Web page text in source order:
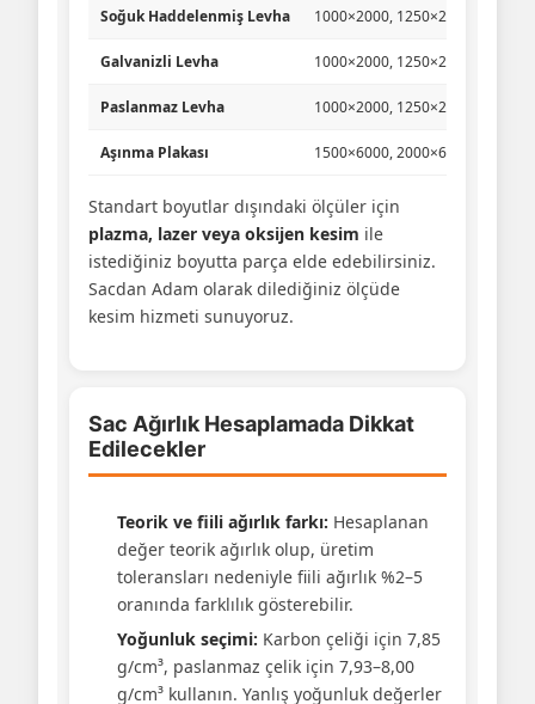
Soğuk Haddelenmiş Levha 1000×2000, 1250×2500
Galvanizli Levha 1000×2000, 1250×2500
Paslanmaz Levha 1000×2000, 1250×2500,
Aşınma Plakası 1500×6000, 2000×6000,
Standart boyutlar dışındaki ölçüler için
plazma, lazer veya oksijen kesim ile
istediğiniz boyutta parça elde edebilirsiniz.
Sacdan Adam olarak dilediğiniz ölçüde
kesim hizmeti sunuyoruz.
Sac Ağırlık Hesaplamada Dikkat
Edilecekler
Teorik ve fiili ağırlık farkı: Hesaplanan
değer teorik ağırlık olup, üretim
toleransları nedeniyle fiili ağırlık %2–5
oranında farklılık gösterebilir.
Yoğunluk seçimi: Karbon çeliği için 7,85
g/cm³, paslanmaz çelik için 7,93–8,00
g/cm³ kullanın. Yanlış yoğunluk değerler